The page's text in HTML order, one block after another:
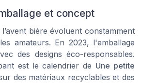
et concept
bière évoluent constamment
amateurs. En 2023, l'emballage
des designs éco-responsables.
est le calendrier de Une petite
des matériaux recyclables et des